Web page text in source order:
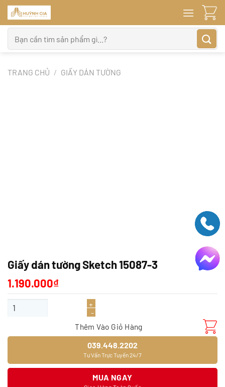
Bỏ
qua
nội
dung
kiếm:
TRANG CHỦ / GIẤY DÁN TƯỜNG
Giấy dán tường Sketch 15087-3
1.190.000₫
Giấy dán tường Sketch 15087-3 số lượng
Thêm Vào Giỏ Hàng
039.448.2202
Tư Vấn Trực Tuyến 24/7
MUA NGAY